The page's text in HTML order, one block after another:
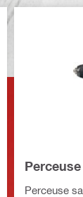
Perceuse